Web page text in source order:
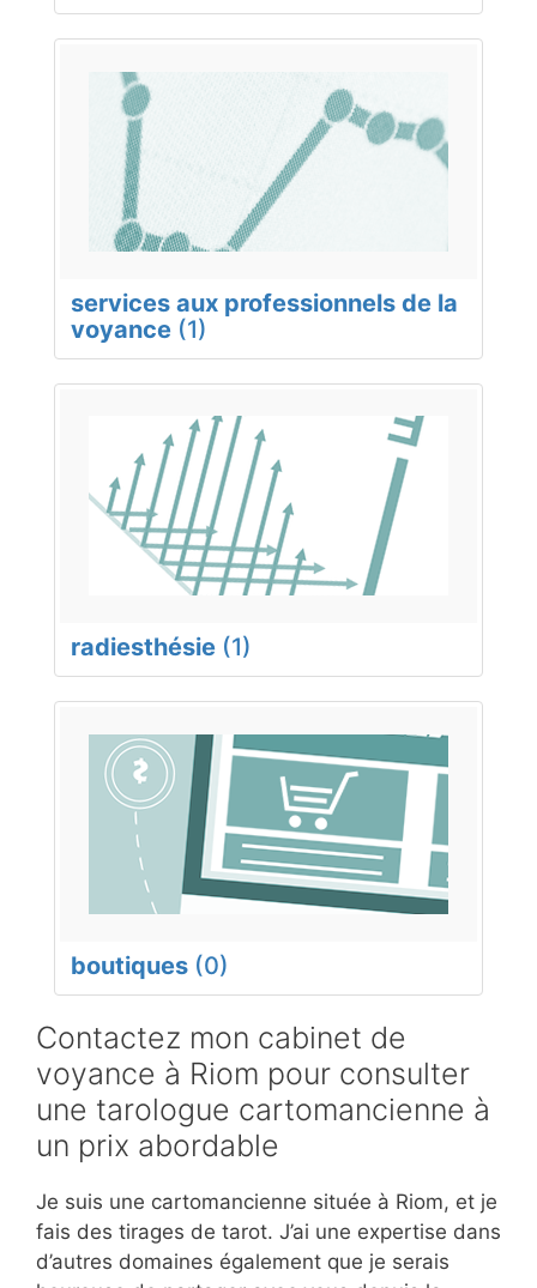
services aux professionnels de la
voyance (1)
radiesthésie (1)
boutiques (0)
Contactez mon cabinet de
voyance à Riom pour consulter
une tarologue cartomancienne à
un prix abordable
Je suis une cartomancienne située à Riom, et je
fais des tirages de tarot. J’ai une expertise dans
d’autres domaines également que je serais